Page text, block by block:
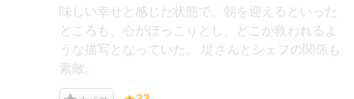
味しい幸せと感じた状態で、朝を迎えるといった
ところも、心がほっこりとし、どこか救われるよ
うな描写となっていた。 堤さんとシェフの関係も
素敵。